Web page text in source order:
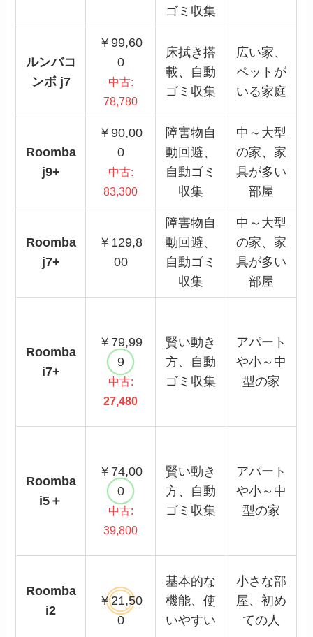
ゴミ収集
ルンバコ
ンボ j7
￥99,60
0
中古:
78,780
床拭き搭
載、自動
ゴミ収集
広い家、
ペットが
いる家庭
Roomba
j9+
￥90,00
0
中古:
83,300
障害物自
動回避、
自動ゴミ
収集
中～大型
の家、家
具が多い
部屋
Roomba
j7+
￥129,8
00
障害物自
動回避、
自動ゴミ
収集
中～大型
の家、家
具が多い
部屋
Roomba
i7+
￥79,99
9
中古:
27,480
賢い動き
方、自動
ゴミ収集
アパート
や小～中
型の家
Roomba
i5＋
￥74,00
0
中古:
39,800
賢い動き
方、自動
ゴミ収集
アパート
や小～中
型の家
Roomba
i2
￥21,50
0
基本的な
機能、使
いやすい
小さな部
屋、初め
ての人